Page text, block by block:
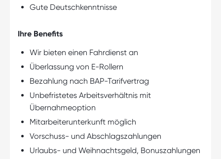
Gute Deutschkenntnisse
Ihre Benefits
Wir bieten einen Fahrdienst an
Überlassung von E-Rollern
Bezahlung nach BAP-Tarifvertrag
Unbefristetes Arbeitsverhältnis mit
Übernahmeoption
Mitarbeiterunterkunft möglich
Vorschuss- und Abschlagszahlungen
Urlaubs- und Weihnachtsgeld, Bonuszahlungen